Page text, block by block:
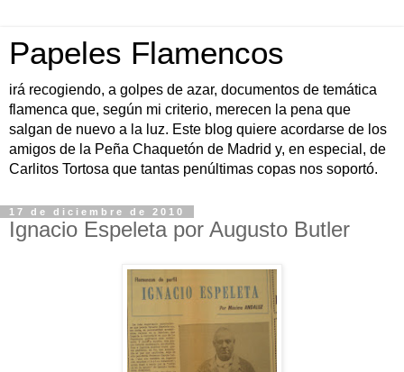
Papeles Flamencos
irá recogiendo, a golpes de azar, documentos de temática
flamenca que, según mi criterio, merecen la pena que
salgan de nuevo a la luz. Este blog quiere acordarse de los
amigos de la Peña Chaquetón de Madrid y, en especial, de
Carlitos Tortosa que tantas penúltimas copas nos soportó.
17 de diciembre de 2010
Ignacio Espeleta por Augusto Butler